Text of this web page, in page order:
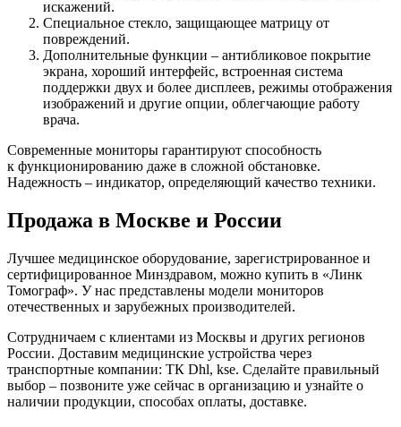
искажений.
Специальное стекло, защищающее матрицу от
повреждений.
Дополнительные функции – антибликовое покрытие
экрана, хороший интерфейс, встроенная система
поддержки двух и более дисплеев, режимы отображения
изображений и другие опции, облегчающие работу
врача.
Современные мониторы гарантируют способность
к функционированию даже в сложной обстановке.
Надежность – индикатор, определяющий качество техники.
Продажа в Москве и России
Лучшее медицинское оборудование, зарегистрированное и
сертифицированное Минздравом, можно купить в «Линк
Томограф». У нас представлены модели мониторов
отечественных и зарубежных производителей.
Сотрудничаем с клиентами из Москвы и других регионов
России. Доставим медицинские устройства через
транспортные компании: ТК Dhl, kse. Сделайте правильный
выбор – позвоните уже сейчас в организацию и узнайте о
наличии продукции, способах оплаты, доставке.